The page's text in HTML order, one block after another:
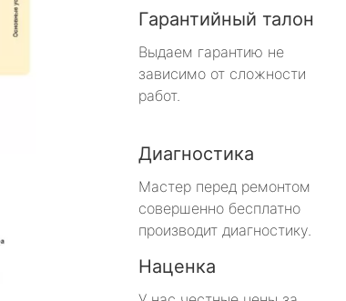
Гарантийный талон
Выдаем гарантию не
зависимо от сложности
работ.
Диагностика
Мастер перед ремонтом
совершенно бесплатно
производит диагностику.
Наценка